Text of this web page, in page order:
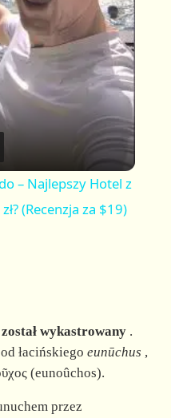
– Najlepszy Hotel z
(Recenzja za $19)
wykastrowany.
łacińskiego eunūchus ,
(eunoûchos).
przez